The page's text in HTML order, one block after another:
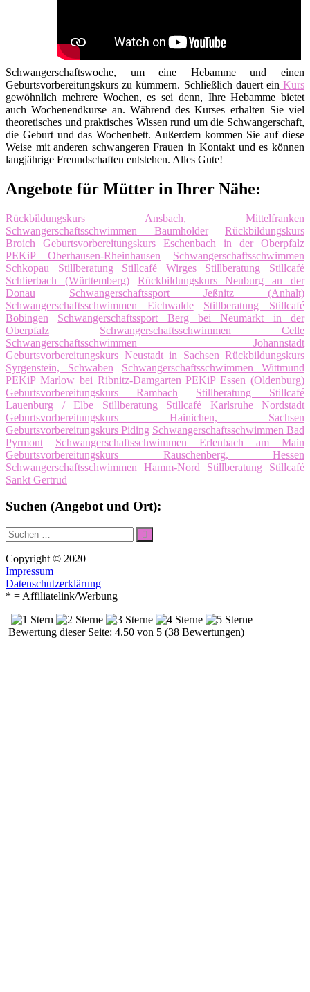
Schwangerschaftswoche, um eine Hebamme und einen
Geburtsvorbereitungskurs zu kümmern. Schließlich dauert ein Kurs
gewöhnlich mehrere Wochen, es sei denn, Ihre Hebamme bietet
auch Wochenendkurse an. Während des Kurses erhalten Sie viel
theoretisches und praktisches Wissen rund um die Schwangerschaft,
die Geburt und das Wochenbett. Außerdem kommen Sie auf diese
Weise mit anderen schwangeren Frauen in Kontakt und es können
langjährige Freundschaften entstehen. Alles Gute!
Angebote für Mütter in Ihrer Nähe:
Rückbildungskurs Ansbach, Mittelfranken
Schwangerschaftsschwimmen Baumholder
Rückbildungskurs
Broich
Geburtsvorbereitungskurs Eschenbach in der Oberpfalz
PEKiP Oberhausen-Rheinhausen
Schwangerschaftsschwimmen
Schkopau
Stillberatung Stillcafé Wirges
Stillberatung Stillcafé
Schlierbach (Württemberg)
Rückbildungskurs Neuburg an der
Donau
Schwangerschaftssport Jeßnitz (Anhalt)
Schwangerschaftsschwimmen Eichwalde
Stillberatung Stillcafé
Bobingen
Schwangerschaftssport Berg bei Neumarkt in der
Oberpfalz
Schwangerschaftsschwimmen Celle
Schwangerschaftsschwimmen Johannstadt
Geburtsvorbereitungskurs Neustadt in Sachsen Rückbildungskurs
Syrgenstein, Schwaben
Schwangerschaftsschwimmen Wittmund
PEKiP Marlow bei Ribnitz-Damgarten PEKiP Essen (Oldenburg)
Geburtsvorbereitungskurs Rambach
Stillberatung Stillcafé
Lauenburg / Elbe
Stillberatung Stillcafé Karlsruhe Nordstadt
Geburtsvorbereitungskurs Hainichen, Sachsen
Geburtsvorbereitungskurs Piding Schwangerschaftsschwimmen Bad
Pyrmont
Schwangerschaftsschwimmen Erlenbach am Main
Geburtsvorbereitungskurs Rauschenberg, Hessen
Schwangerschaftsschwimmen Hamm-Nord
Stillberatung Stillcafé
Sankt Gertrud
Suchen (Angebot und Ort):
Suche
nach:
Suchen
Copyright © 2020
Impressum
Datenschutzerklärung
* = Affiliatelink/Werbung
Bewertung dieser Seite: 4.50 von 5 (38 Bewertungen)